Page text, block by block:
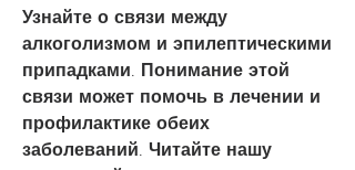
Узнайте о связи между
алкоголизмом и эпилептическими
припадками. Понимание этой
связи может помочь в лечении и
профилактике обеих
заболеваний. Читайте нашу